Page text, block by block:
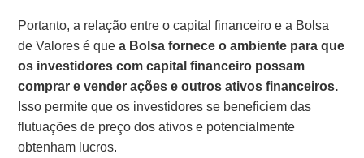
Portanto, a relação entre o capital financeiro e a Bolsa
de Valores é quea Bolsa fornece o ambiente para que
os investidores com capital financeiro possam
comprar e vender ações e outros ativos financeiros.
Isso permite que os investidores se beneficiem das
flutuações de preço dos ativos e potencialmente
obtenham lucros.